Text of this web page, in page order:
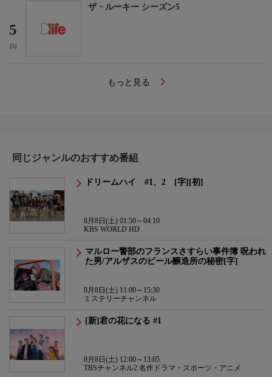
5
(5)
ザ・ルーキー シーズン5
もっと見る
同じジャンルのおすすめ番組
ドリームハイ #1、2 [字][初]
8月8日(土) 01:50～04:10
KBS WORLD HD
マルロー警部のフランスさすらい事件簿 呪われ
た男/アルザスのビール醸造所の秘密[字]
8月8日(土) 11:00～15:30
ミステリーチャンネル
[新]君の花になる #1
8月8日(土) 12:00～13:05
TBSチャンネル2 名作ドラマ・スポーツ・アニメ